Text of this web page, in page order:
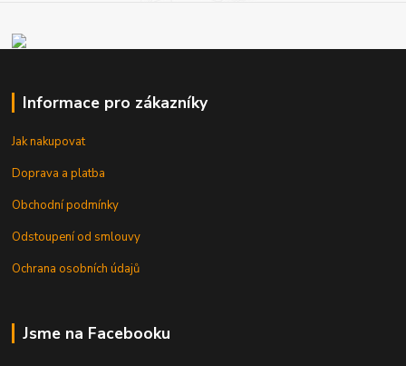
Informace pro zákazníky
Jak nakupovat
Doprava a platba
Obchodní podmínky
Odstoupení od smlouvy
Ochrana osobních údajů
Jsme na Facebooku